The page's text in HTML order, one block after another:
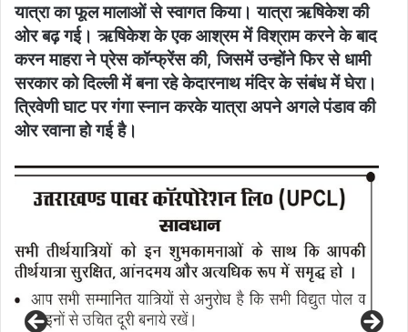
यात्रा का फूल मालाओं से स्वागत किया। यात्रा ऋषिकेश की
ओर बढ़ गई। ऋषिकेश के एक आश्रम में विश्राम करने के बाद
करन माहरा ने प्रेस कॉन्फ्रेंस की, जिसमें उन्होंने फिर से धामी
सरकार को दिल्ली में बना रहे केदारनाथ मंदिर के संबंध में घेरा।
त्रिवेणी घाट पर गंगा स्नान करके यात्रा अपने अगले पंडाव की
ओर रवाना हो गई है।